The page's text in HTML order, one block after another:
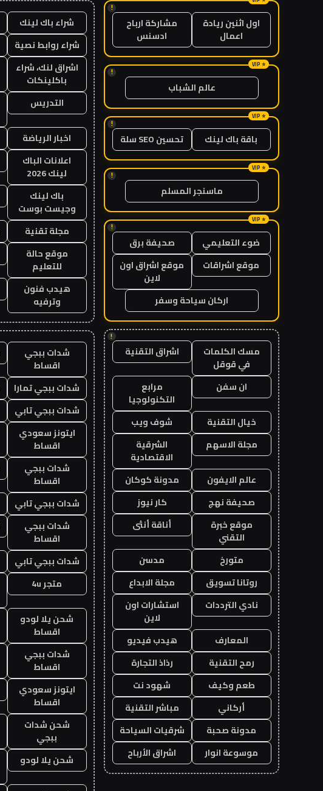
!
اول اثنين ريادة
اعمال
مشاركة ارباح
ادسنس
!
عالم الشباب
!
باقة باك لينك تحسين SEO سلة
!
ماسنجر المسلم
!
ضوء التعليمي
صحيفة برق
موقع اشراقات
موقع اشراق اون
لاين
اركان سياحة وسفر
!
مسك الكلمات
في قوقل
اشراق التقنية
ان سفن
مرابع
التكنولوجيا
خيال التقنية
شوف ويب
مجلة الاسهم
الشرقية
الاقتصادية
عالم الايفون
مدونة كوكان
صحيفة نهج
كار نيوز
موقع خبرة
التقني
أناقة أنثى
متورخ
مدسن
روتانا تسويق
مجلة الابداع
نادي الترددات
استشارات اون
لاين
المعارف
هيدب فيديو
رمح التقنية
رذاذ التجارة
طعم وكيف
شهود نت
أركاني
مباشر التقنية
مدونة صحبة
شرقيات السياحة
موسوعة انوار
اشراق الأرباح
شراء باك لينك
شراء روابط نصية
اشراق لنك، شراء
باكلينكات
التدريس
اخبار الرياضة
اعلانات الباك
لينك 2026
باك لينك
وجيست بوست
مجلة تقنية
موقع حالة
للتعليم
هيدب فنون
وترفيه
شدات ببجي
اقساط
شدات ببجي تمارا
شدات ببجي تابي
ايتونز سعودي
اقساط
شدات ببجي
اقساط
شدات ببجي تابي
شدات ببجي
اقساط
شدات ببجي تابي
متجر 4u
شحن يلا لودو
اقساط
شدات ببجي
اقساط
ايتونز سعودي
اقساط
شحن شدات
ببجي
شحن يلا لودو